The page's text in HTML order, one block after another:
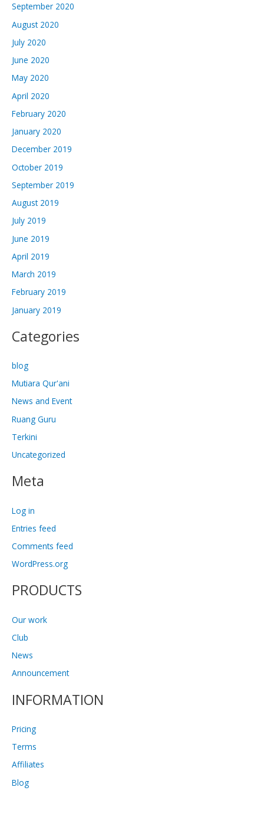
September 2020
August 2020
July 2020
June 2020
May 2020
April 2020
February 2020
January 2020
December 2019
October 2019
September 2019
August 2019
July 2019
June 2019
April 2019
March 2019
February 2019
January 2019
Categories
blog
Mutiara Qur'ani
News and Event
Ruang Guru
Terkini
Uncategorized
Meta
Log in
Entries feed
Comments feed
WordPress.org
PRODUCTS
Our work
Club
News
Announcement
INFORMATION
Pricing
Terms
Affiliates
Blog